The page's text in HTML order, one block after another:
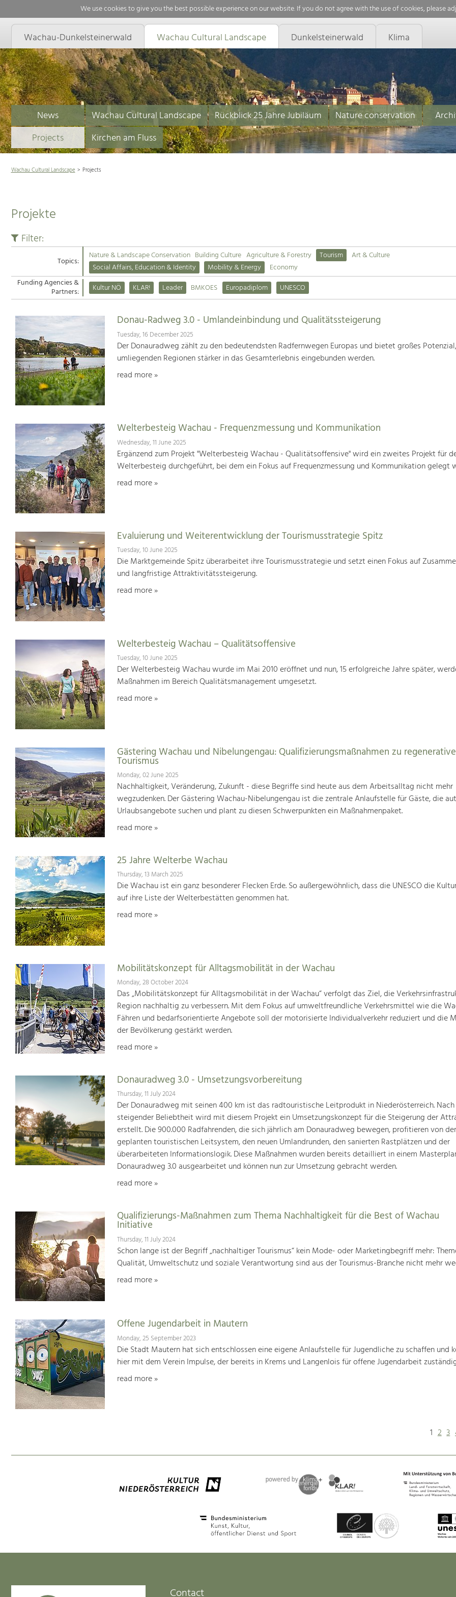
We use cookies to give you the best possible experience on our website. If you do not agree with the use of cookies, please
Wachau-Dunkelsteinerwald Wachau Cultural Landscape Dunkelsteinerwald Klima
News Wachau Cultural Landscape Rückblick 25 Jahre Jubiläum Nature conservation
Projects
Kirchen am Fluss
Wachau Cultural Landscape Projects
Projekte
Filter:
Topics: Nature & Landscape Conservation Building Culture Agriculture & Forestry Tourism
Art & Culture
Social Affairs, Education & Identity
Mobility & Energy
Economy
Funding Agencies &
Partners: Kultur NÖ KLAR! Leader BMKOES Europadiplom UNESCO
Donau-Radweg 3.0 - Umlandeinbindung und Qualitätssteigerung
Tuesday, 16 December 2025
Der Donauradweg zählt zu den bedeutendsten Radfernwegen Europas und bietet großes
umliegenden Regionen stärker in das Gesamterlebnis eingebunden werden.
read more »
Welterbesteig Wachau - Frequenzmessung und Kommunikation
Wednesday, 11 June 2025
Ergänzend zum Projekt "Welterbesteig Wachau - Qualitätsoffensive" wird ein zweites Projekt für
Welterbesteig durchgeführt, bei dem ein Fokus auf Frequenzmessung und Kommunikation gelegt
read more »
Evaluierung und Weiterentwicklung der Tourismusstrategie Spitz
Tuesday, 10 June 2025
Die Marktgemeinde Spitz überarbeitet ihre Tourismusstrategie und setzt einen Fokus auf
und langfristige Attraktivitätssteigerung.
read more »
Welterbesteig Wachau – Qualitätsoffensive
Tuesday, 10 June 2025
Der Welterbesteig Wachau wurde im Mai 2010 eröffnet und nun, 15 erfolgreiche Jahre später,
Maßnahmen im Bereich Qualitätsmanagement umgesetzt.
read more »
Gästering Wachau und Nibelungengau: Qualifizierungsmaßnahmen zu
Tourismus
Monday, 02 June 2025
Nachhaltigkeit, Veränderung, Zukunft - diese Begriffe sind heute aus dem Arbeitsalltag nicht mehr
wegzudenken. Der Gästering Wachau-Nibelungengau ist die zentrale Anlaufstelle für Gäste, die
Urlaubsangebote suchen und plant zu diesen Schwerpunkten ein Maßnahmenpaket.
read more »
25 Jahre Welterbe Wachau
Thursday, 13 March 2025
Die Wachau ist ein ganz besonderer Flecken Erde. So außergewöhnlich, dass die UNESCO die
auf ihre Liste der Welterbestätten genommen hat.
read more »
Mobilitätskonzept für Alltagsmobilität in der Wachau
Monday, 28 October 2024
Das „Mobilitätskonzept für Alltagsmobilität in der Wachau“ verfolgt das Ziel, die
Region nachhaltig zu verbessern. Mit dem Fokus auf umweltfreundliche Verkehrsmittel wie die
Fähren und bedarfsorientierte Angebote soll der motorisierte Individualverkehr reduziert und die
der Bevölkerung gestärkt werden.
read more »
Donauradweg 3.0 - Umsetzungsvorbereitung
Thursday, 11 July 2024
Der Donauradweg mit seinen 400 km ist das radtouristische Leitprodukt in Niederösterreich. Nach
steigender Beliebtheit wird mit diesem Projekt ein Umsetzungskonzept für die Steigerung der
erstellt. Die 900.000 Radfahrenden, die sich jährlich am Donauradweg bewegen, profitieren von
geplanten touristischen Leitsystem, den neuen Umlandrunden, den sanierten Rastplätzen und der
überarbeiteten Informationslogik. Diese Maßnahmen wurden bereits detailliert in einem
Donauradweg 3.0 ausgearbeitet und können nun zur Umsetzung gebracht werden.
read more »
Qualifizierungs-Maßnahmen zum Thema Nachhaltigkeit für die Best of Wachau
Initiative
Thursday, 11 July 2024
Schon lange ist der Begriff „nachhaltiger Tourismus“ kein Mode- oder Marketingbegriff mehr:
Qualität, Umweltschutz und soziale Verantwortung sind aus der Tourismus-Branche nicht mehr
read more »
Offene Jugendarbeit in Mautern
Monday, 25 September 2023
Die Stadt Mautern hat sich entschlossen eine eigene Anlaufstelle für Jugendliche zu schaffen und
hier mit dem Verein Impulse, der bereits in Krems und Langenlois für offene Jugendarbeit
read more »
1 2 3
Contact